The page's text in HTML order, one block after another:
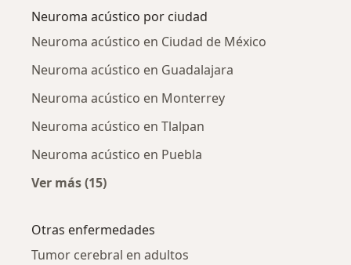
Neuroma acústico por ciudad
Neuroma acústico en Ciudad de México
Neuroma acústico en Guadalajara
Neuroma acústico en Monterrey
Neuroma acústico en Tlalpan
Neuroma acústico en Puebla
Ver más (15)
Otras enfermedades
Tumor cerebral en adultos